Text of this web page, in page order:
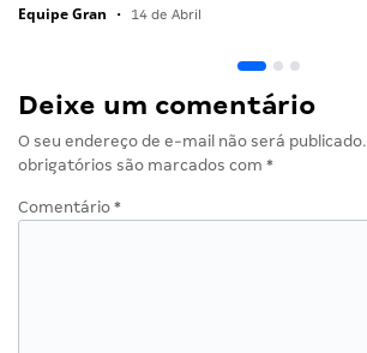
Equipe Gran • 14 de Abril
Deixe um comentário
O seu endereço de e-mail não será publicado.
obrigatórios são marcados com *
Comentário *